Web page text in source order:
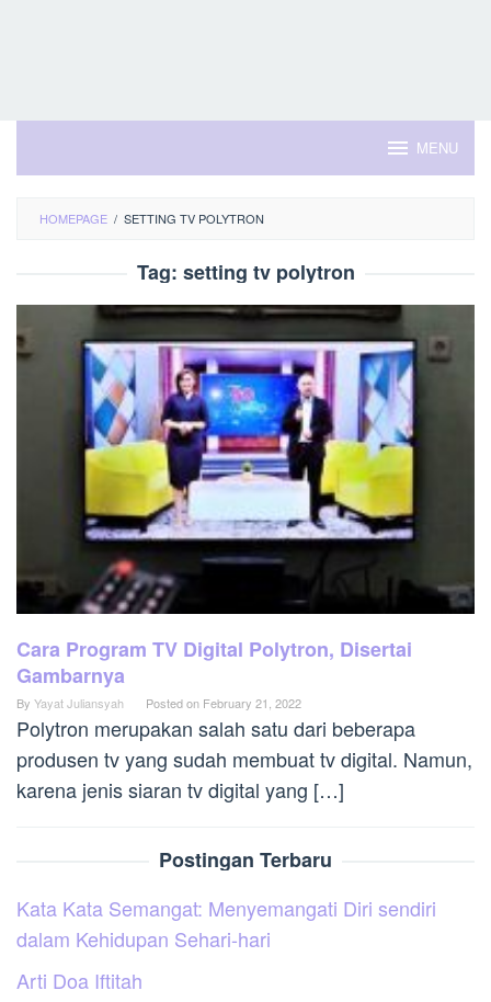
MENU
HOMEPAGE / SETTING TV POLYTRON
Tag: setting tv polytron
Cara Program TV Digital Polytron, Disertai
Gambarnya
By Yayat Juliansyah Posted on February 21, 2022
Polytron merupakan salah satu dari beberapa
produsen tv yang sudah membuat tv digital. Namun,
karena jenis siaran tv digital yang […]
Postingan Terbaru
Kata Kata Semangat: Menyemangati Diri sendiri
dalam Kehidupan Sehari-hari
Arti Doa Iftitah